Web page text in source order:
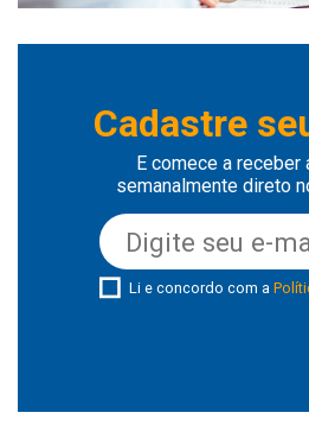
Cadastre
E comece a receber
semanalmente direto
Li e concordo com a